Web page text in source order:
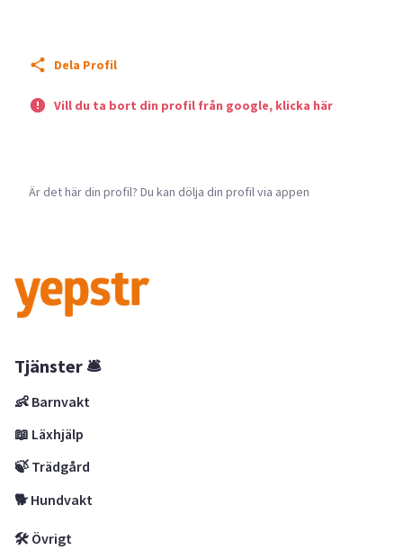
Dela Profil
Vill du ta bort din profil från google, klicka här
Är det här din profil? Du kan dölja din profil via appen
Tjänster 🛎
👶 Barnvakt
📖 Läxhjälp
🍃 Trädgård
🐕 Hundvakt
🛠 Övrigt